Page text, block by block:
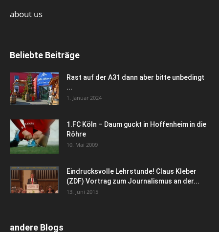
about us
Beliebte Beiträge
Rast auf der A31 dann aber bitte unbedingt
...
1. Januar 2024
1.FC Köln – Daum guckt in Hoffenheim in die
Röhre
10. Mai 2009
Eindrucksvolle Lehrstunde! Claus Kleber
(ZDF) Vortrag zum Journalismus an der...
13. Juni 2015
andere Blogs